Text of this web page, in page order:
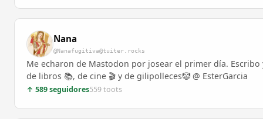
Nana
@Nanafugitiva@tuiter.rocks
Me echaron de Mastodon por josear el primer día.
de libros 📚, de cine 🎬 y de gilipolleces🤡 @ EsterGarcia
↑ 589 seguidores559 toots